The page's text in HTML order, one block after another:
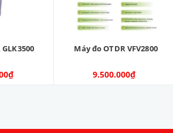
Máy đo OTDR VFV2800
9.500.000₫